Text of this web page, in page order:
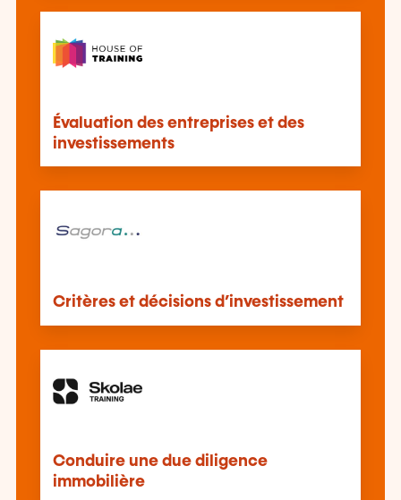
Évaluation des entreprises et des
investissements
Critères et décisions d’investissement
Conduire une due diligence
immobilière